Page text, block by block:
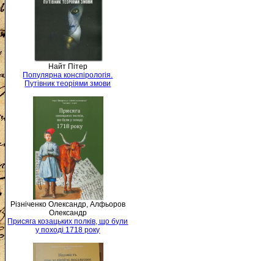
Найт Пітер
Популярна конспірологія.
Путівник теоріями змови
Різніченко Олександр, Алфьоров
Олександр
Присяга козацьких полків, що були
у поході 1718 року